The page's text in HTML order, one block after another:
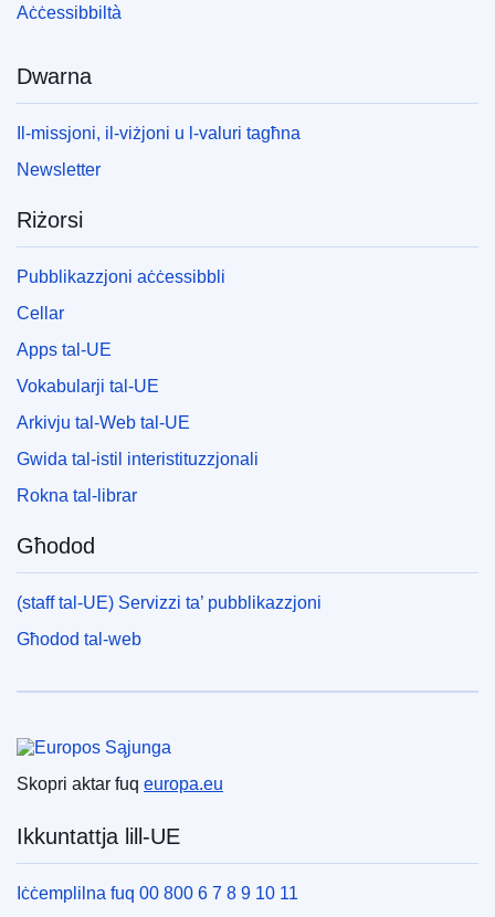
Aċċessibbiltà
Dwarna
Il-missjoni, il-viżjoni u l-valuri tagħna
Newsletter
Riżorsi
Pubblikazzjoni aċċessibbli
Cellar
Apps tal-UE
Vokabularji tal-UE
Arkivju tal-Web tal-UE
Gwida tal-istil interistituzzjonali
Rokna tal-librar
Għodod
(staff tal-UE) Servizzi ta’ pubblikazzjoni
Għodod tal-web
Skopri aktar fuq europa.eu
Ikkuntattja lill-UE
Iċċemplilna fuq 00 800 6 7 8 9 10 11